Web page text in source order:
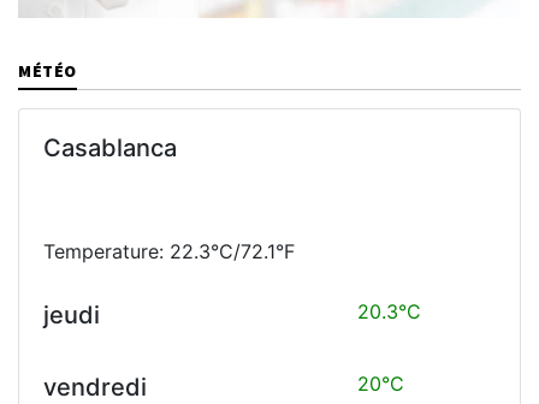
MÉTÉO
Casablanca
Temperature: 22.3°C/72.1°F
jeudi 20.3°C
vendredi 20°C